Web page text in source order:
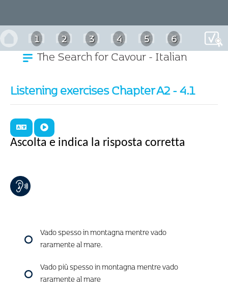
1 2 3 4 5
6
9 10 11
The Search for Cavour - Italian
Listening exercises Chapter A2 - 4.1
Ascolta e indica la risposta corretta
Vado spesso in montagna mentre vado
raramente al mare.
Vado più spesso in montagna mentre vado
raramente al mare